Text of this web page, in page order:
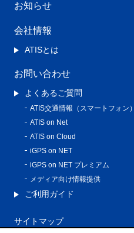
お知らせ
会社情報
ATISとは
お問い合わせ
よくあるご質問
ATIS交通情報（スマートフォン）
ATIS on Net
ATIS on Cloud
iGPS on NET
iGPS on NET プレミアム
メディア向け情報提供
ご利用ガイド
サイトマップ